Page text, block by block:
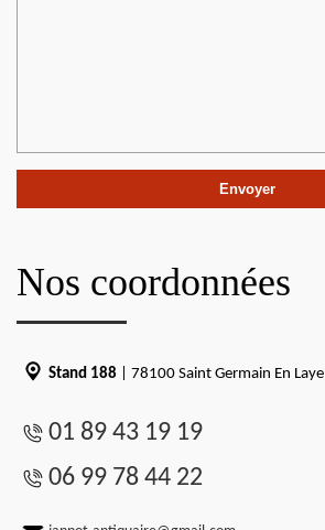
Nos coordonnées
Stand 188 | 78100 Saint Germain En Laye
01 89 43 19 19
06 99 78 44 22